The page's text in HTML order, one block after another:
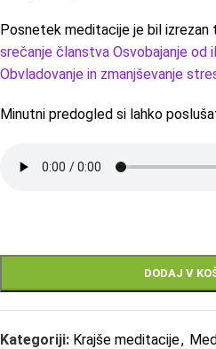
Posnetek meditacije je bil izrezan
srečanje članstva Osvobajanje od
Obvladovanje in zmanjševanje
Minutni predogled si lahko
DODAJ V
Kategoriji: Krajše meditacije,